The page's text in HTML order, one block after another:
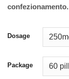
confezionamento.
Dosage
Package